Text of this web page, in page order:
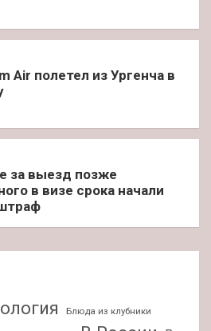
Air полетел из Ургенча в
за выезд позже
в визе срока начали
Блюда из клубники